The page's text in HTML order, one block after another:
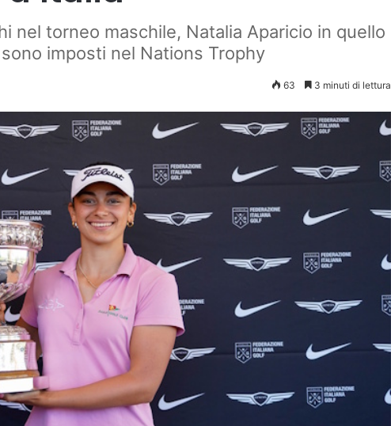
nel torneo maschile, Natalia Aparicio in quello
imposti nel Nations Trophy
63 3 minuti di lettura